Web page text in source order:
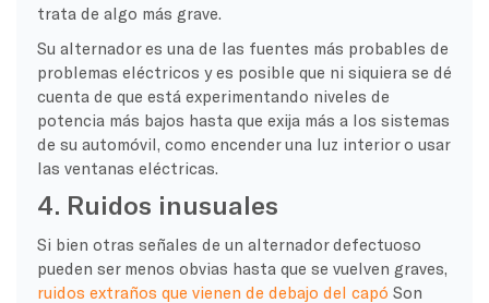
trata de algo más grave.
Su alternador es una de las fuentes más probables de
problemas eléctricos y es posible que ni siquiera se dé
cuenta de que está experimentando niveles de
potencia más bajos hasta que exija más a los sistemas
de su automóvil, como encender una luz interior o usar
las ventanas eléctricas.
4. Ruidos inusuales
Si bien otras señales de un alternador defectuoso
pueden ser menos obvias hasta que se vuelven graves,
ruidos extraños que vienen de debajo del capó Son